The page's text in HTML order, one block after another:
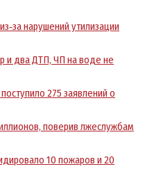
нарушений утилизации
и два ДТП, ЧП на воде не
275 заявлений о
поверив лжеслужбам
10 пожаров и 20